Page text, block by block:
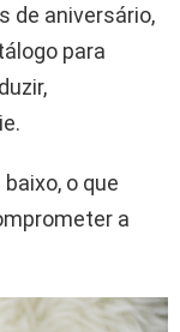
de aniversário,
para
o que
a